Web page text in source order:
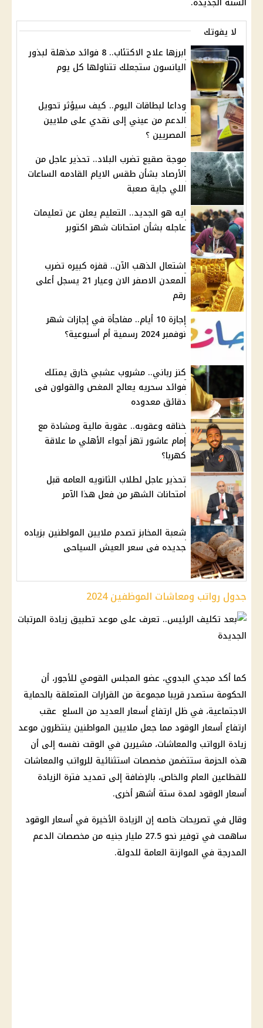
لا يفوتك
ابرزها علاج الاكتئاب.. 8 فوائد مذهلة لبذور
اليانسون ستجعلك تتناولها كل يوم
وداعا لبطاقات اليوم.. كيف سيؤثر تحويل
الدعم من عيني إلى نقدي على ملايين
المصريين ؟
موجة صقيع تضرب البلاد.. تحذير عاجل من
الأرصاد بشأن طقس الايام القادمه الساعات
اللي جاية صعبة
ايه هو الجديد.. التعليم يعلن عن تعليمات
عاجله بشأن امتحانات شهر اكتوبر
اشتعال الذهب الآن.. قفزه كبيره تضرب
المعدن الاصفر الان وعيار 21 يسجل أعلى
رقم
إجازة 10 أيام.. مفاجأة في إجازات شهر
نوفمبر 2024 رسمية أم أسبوعية؟
كنز رباني.. مشروب عشبي خارق يمتلك
فوائد سحريه يعالج المغص والقولون فى
دقائق معدوده
خناقه وعقوبه.. عقوبة مالية ومشادة مع
إمام عاشور تهز أجواء الأهلي ما علاقة
كهربا؟
تحذير عاجل لطلاب الثانويه العامه قبل
امتحانات الشهر من فعل هذا الآمر
شعبة المخابز تصدم ملايين المواطنين بزياده
جديده فى سعر العيش السياحى
جدول رواتب ومعاشات الموظفين 2024
كما أكد مجدي البدوي، عضو المجلس القومي للأجور، أن
الحكومة ستصدر قريبا مجموعة من القرارات المتعلقة بالحماية
الاجتماعية، في ظل ارتفاع أسعار العديد من السلع عقب
ارتفاع أسعار الوقود مما جعل ملايين المواطنين ينتظرون موعد
زيادة الرواتب والمعاشات، مشيرين في الوقت نفسه إلى أن
هذه الحزمة ستتضمن مخصصات استثنائية للرواتب والمعاشات
للقطاعين العام والخاص، بالإضافة إلى تمديد فترة الزيادة
أسعار الوقود لمدة ستة أشهر أخرى.
وقال في تصريحات خاصه إن الزيادة الأخيرة في أسعار الوقود
ساهمت في توفير نحو 27.5 مليار جنيه من مخصصات الدعم
المدرجة في الموازنة العامة للدولة.